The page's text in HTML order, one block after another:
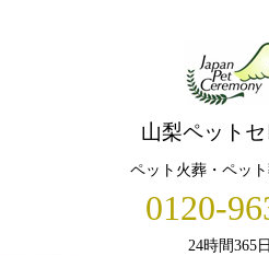
山梨ペット
ペット火葬・ペッ
0120-
24時間365